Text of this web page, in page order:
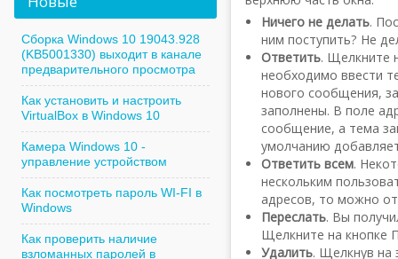
Ничего не делать.
ним поступить? Не
Ответить. Щелкните
необходимо ввести
нового сообщения,
заполнены. В поле
сообщение, а тема
умолчанию
Ответить всем.
нескольким
адресов, то можно
Переслать. Вы
Щелкните на кнопке
Удалить. Щелкнув на
Сборка Windows 10 19043.928
(KB5001330) выходит в канале
предварительного просмотра
Как установить и настроить
VirtualBox в Windows 10
Камера Windows 10 -
управление устройством
Как посмотреть пароль WI-FI в
Windows
Как проверить наличие
взломанных паролей в